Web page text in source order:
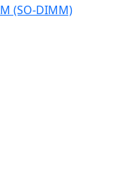
(SO-DIMM)